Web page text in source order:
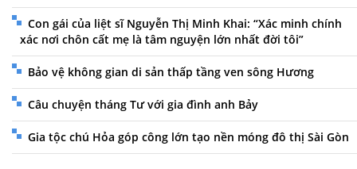
Con gái của liệt sĩ Nguyễn Thị Minh Khai: “Xác minh chính
xác nơi chôn cất mẹ là tâm nguyện lớn nhất đời tôi”
Bảo vệ không gian di sản thấp tầng ven sông Hương
Câu chuyện tháng Tư với gia đình anh Bảy
Gia tộc chú Hỏa góp công lớn tạo nền móng đô thị Sài Gòn